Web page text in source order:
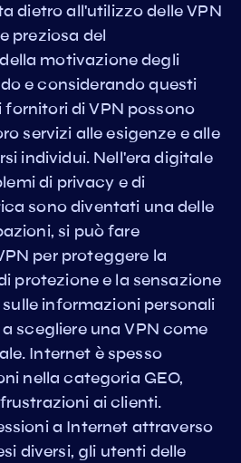
dietro all'utilizzo delle VPN
preziosa del
motivazione degli
e considerando questi
di VPN possono
servizi alle esigenze e alle
individui. Nell'era digitale
di privacy e di
sono diventati una delle
si può fare
per proteggere la
protezione e la sensazione
informazioni personali
scegliere una VPN come
Internet è spesso
nella categoria GEO,
ai clienti.
a Internet attraverso
diversi, gli utenti delle